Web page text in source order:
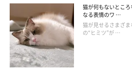
猫を動物病院に慣れさせる
4つのこと
猫が何もないとこ
なる表情のワ …
猫が見せるさまざ
の“ヒミツ”が …